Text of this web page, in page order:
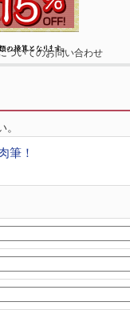
ついてのお問い合わせ
筆！